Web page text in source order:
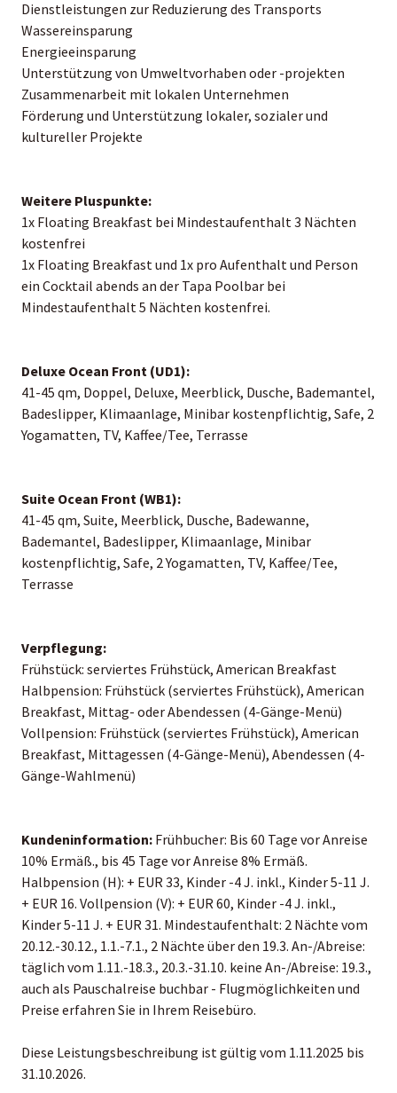
Dienstleistungen zur Reduzierung des Transports
Wassereinsparung
Energieeinsparung
Unterstützung von Umweltvorhaben oder -projekten
Zusammenarbeit mit lokalen Unternehmen
Förderung und Unterstützung lokaler, sozialer und
kultureller Projekte
Weitere Pluspunkte:
1x Floating Breakfast bei Mindestaufenthalt 3 Nächten
kostenfrei
1x Floating Breakfast und 1x pro Aufenthalt und Person
ein Cocktail abends an der Tapa Poolbar bei
Mindestaufenthalt 5 Nächten kostenfrei.
Deluxe Ocean Front (UD1):
41-45 qm, Doppel, Deluxe, Meerblick, Dusche, Bademantel,
Badeslipper, Klimaanlage, Minibar kostenpflichtig, Safe, 2
Yogamatten, TV, Kaffee/Tee, Terrasse
Suite Ocean Front (WB1):
41-45 qm, Suite, Meerblick, Dusche, Badewanne,
Bademantel, Badeslipper, Klimaanlage, Minibar
kostenpflichtig, Safe, 2 Yogamatten, TV, Kaffee/Tee,
Terrasse
Verpflegung:
Frühstück: serviertes Frühstück, American Breakfast
Halbpension: Frühstück (serviertes Frühstück), American
Breakfast, Mittag- oder Abendessen (4-Gänge-Menü)
Vollpension: Frühstück (serviertes Frühstück), American
Breakfast, Mittagessen (4-Gänge-Menü), Abendessen (4-
Gänge-Wahlmenü)
Kundeninformation: Frühbucher: Bis 60 Tage vor Anreise
10% Ermäß., bis 45 Tage vor Anreise 8% Ermäß.
Halbpension (H): + EUR 33, Kinder -4 J. inkl., Kinder 5-11 J.
+ EUR 16. Vollpension (V): + EUR 60, Kinder -4 J. inkl.,
Kinder 5-11 J. + EUR 31. Mindestaufenthalt: 2 Nächte vom
20.12.-30.12., 1.1.-7.1., 2 Nächte über den 19.3. An-/Abreise:
täglich vom 1.11.-18.3., 20.3.-31.10. keine An-/Abreise: 19.3.,
auch als Pauschalreise buchbar - Flugmöglichkeiten und
Preise erfahren Sie in Ihrem Reisebüro.
Diese Leistungsbeschreibung ist gültig vom 1.11.2025 bis
31.10.2026.